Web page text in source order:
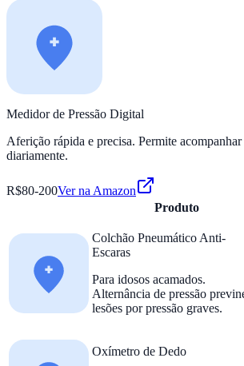
Medidor de Pressão Digital
Aferição rápida e precisa. Permite acompanhar
diariamente.
R$80-200Ver na Amazon
Produto
Colchão Pneumático Anti-
Escaras
Para idosos acamados.
Alternância de pressão
lesões por pressão graves.
Oxímetro de Dedo